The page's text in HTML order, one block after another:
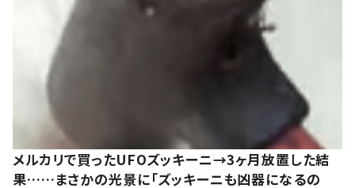
メルカリで買ったUFOズッキーニ→3ヶ月放置した結
果……まさかの光景に「ズッキーニも凶器になるの